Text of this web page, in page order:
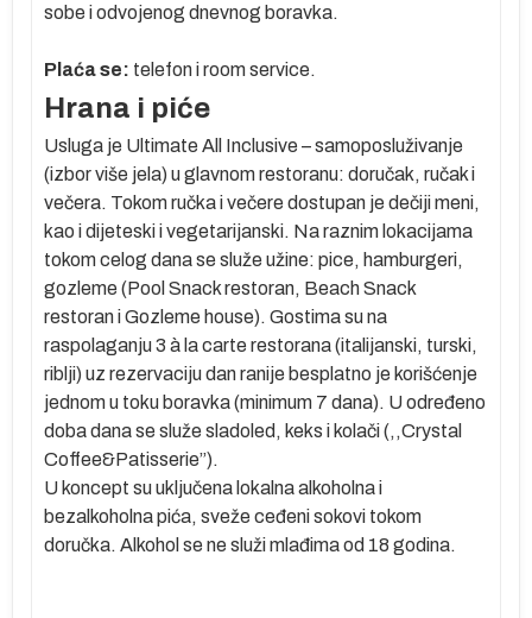
sobe i odvojenog dnevnog boravka.
Plaća se: telefon i room service.
Hrana i piće
Usluga je Ultimate All Inclusive – samoposluživanje
(izbor više jela) u glavnom restoranu: doručak, ručak i
večera. Tokom ručka i večere dostupan je dečiji meni,
kao i dijeteski i vegetarijanski. Na raznim lokacijama
tokom celog dana se služe užine: pice, hamburgeri,
gozleme (Pool Snack restoran, Beach Snack
restoran i Gozleme house). Gostima su na
raspolaganju 3 à la carte restorana (italijanski, turski,
riblji) uz rezervaciju dan ranije besplatno je korišćenje
jednom u toku boravka (minimum 7 dana). U određeno
doba dana se služe sladoled, keks i kolači (,,Crystal
Coffee&Patisserie”).
U koncept su uključena lokalna alkoholna i
bezalkoholna pića, sveže ceđeni sokovi tokom
doručka. Alkohol se ne služi mlađima od 18 godina.